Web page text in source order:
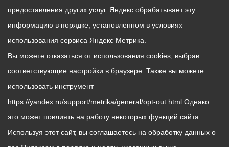
предоставления других услуг. Яндекс обрабатывает эту
информацию в порядке, установленном в условиях
использования сервиса Яндекс Метрика.
Вы можете отказаться от использования cookies, выбрав
соответствующие настройки в браузере. Также вы можете
использовать инструмент —
https://yandex.ru/support/metrika/general/opt-out.html Однако
это может повлиять на работу некоторых функций сайта.
Используя этот сайт, вы соглашаетесь на обработку данных о